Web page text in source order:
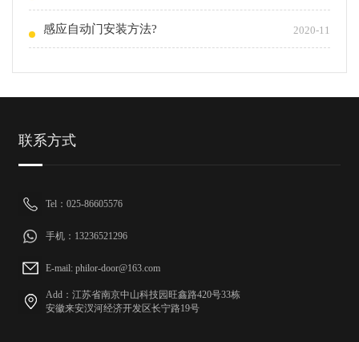
感应自动门安装方法? 2020-11
联系方式
Tel：025-86605576
手机：13236521296
E-mail: philor-door@163.com
Add：江苏省南京中山科技园旺鑫路420号33栋
安徽来安汊河经济开发区长宁路19号